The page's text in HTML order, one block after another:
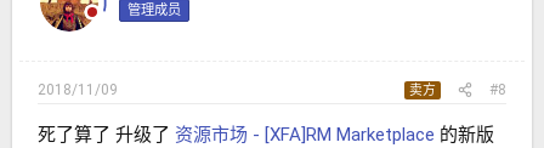
管理成员
2018/11/09 卖方 #8
死了算了 升级了 资源市场 - [XFA]RM Marketplace 的新版